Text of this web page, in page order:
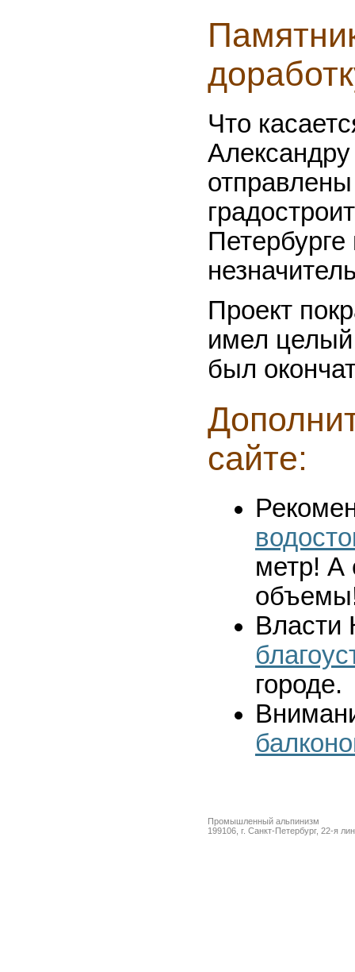
Что
Проект
имел целый
был
сайте:
метр! А
Власти
городе.
Промышленный альпинизм
199106, г. Санкт-Петербург, 22-я